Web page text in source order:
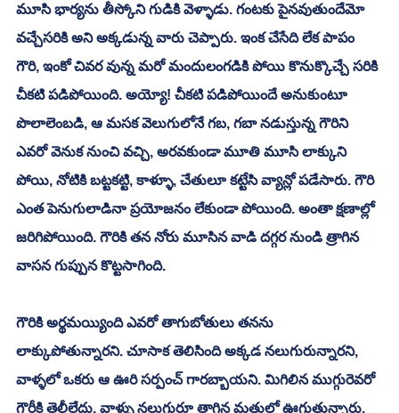
మూసి భార్యను తీస్కోని గుడికి వెళ్ళాడు. గంటకు పైనవుతుందేమో
వచ్చేసరికి అని అక్కడున్న వారు చెప్పారు. ఇంక చేసేది లేక పాపం
గౌరి, ఇంకో చివర వున్న మరో మందులంగడికి పోయి కొనుక్కొచ్చే సరికి
చీకటి పడిపోయింది. అయ్యో! చీకటి పడిపోయిందే అనుకుంటూ
పొలాలెంబడి, ఆ మసక వెలుగులోనే గబ, గబా నడుస్తున్న గౌరిని
ఎవరో వెనుక నుంచి వచ్చి, అరవకుండా మూతి మూసి లాక్కుని
పోయి, నోటికి బట్టకట్టి, కాళ్ళూ, చేతులూ కట్టేసి వ్యాన్లో పడేసారు. గౌరి
ఎంత పెనుగులాడినా ప్రయోజనం లేకుండా పోయింది. అంతా క్షణాల్లో
జరిగిపోయింది. గౌరికి తన నోరు మూసిన వాడి దగ్గర నుండి త్రాగిన
వాసన గుప్పున కొట్టసాగింది.
గౌరికి అర్థమయ్యింది ఎవరో తాగుబోతులు తనను
లాక్కుపోతున్నారని. చూసాక తెలిసింది అక్కడ నలుగురున్నారని,
వాళ్ళలో ఒకరు ఆ ఊరి సర్పంచ్ గారబ్బాయని. మిగిలిన ముగ్గురెవరో
గౌరీకి తెలీలేదు. వాళ్ళు నలుగురూ తాగిన మత్తులో ఊగుతున్నారు.